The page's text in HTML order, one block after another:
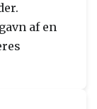
af en